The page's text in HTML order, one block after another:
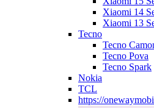
Xiaomi 14
Xiaomi 13
Tecno
Tecno
Tecno Pova
Tecno Spark
Nokia
TCL
https://